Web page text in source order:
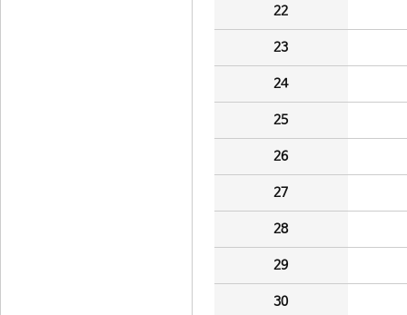
22
23
24
25
26
27
28
29
30